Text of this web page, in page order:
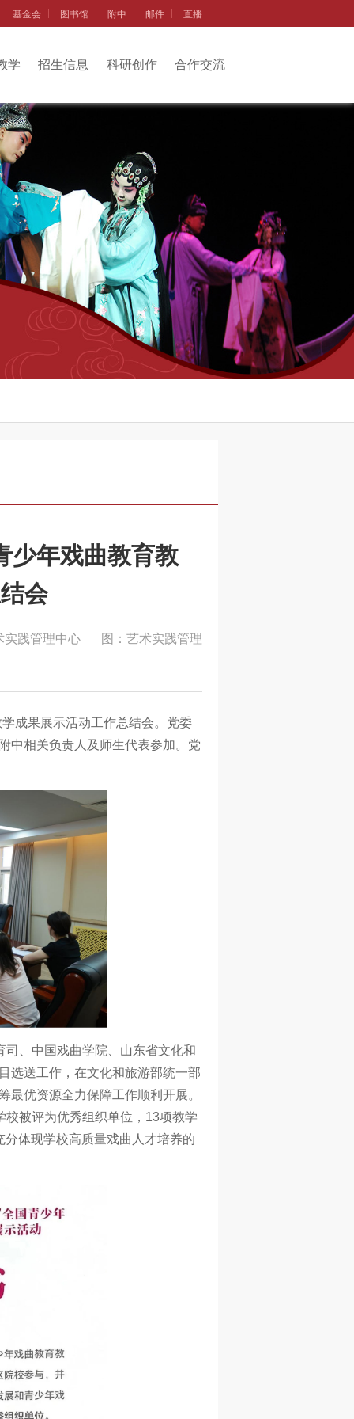
基金会 图书馆 附中 邮件 直播
学 招生信息 科研创作 合作交流
少年戏曲教育教
会
实践管理中心 图：艺术实践管理
成果展示活动工作总结会。党委
中相关负责人及师生代表参加。党
司、中国戏曲学院、山东省文化和
选送工作，在文化和旅游部统一部
最优资源全力保障工作顺利开展。
校被评为优秀组织单位，13项教学
体现学校高质量戏曲人才培养的